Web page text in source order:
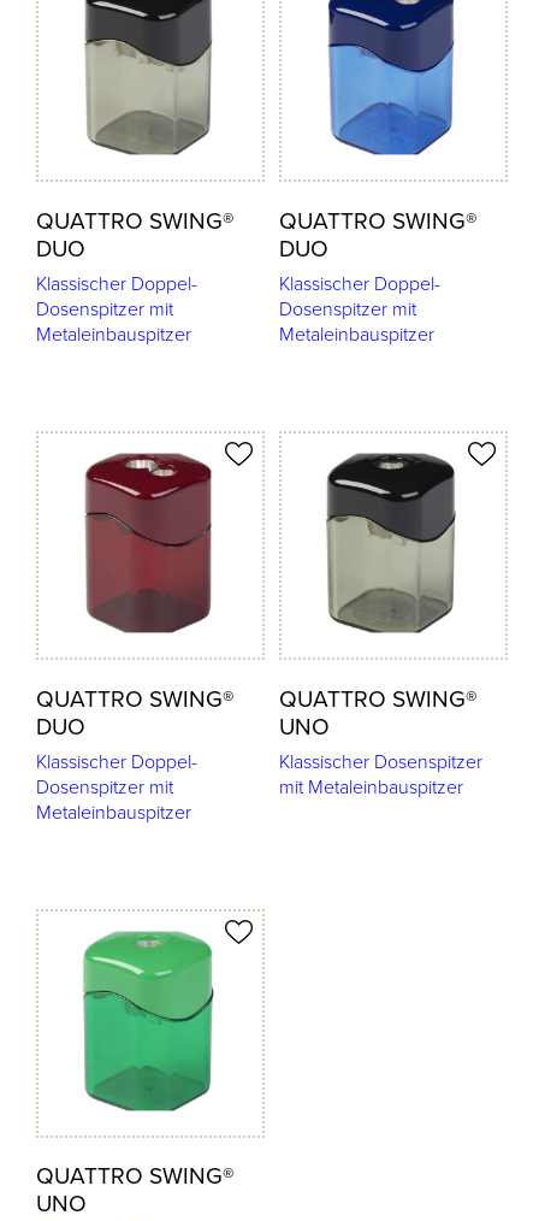
QUATTRO SWING®
DUO
Klassischer Doppel-
Dosenspitzer mit
Metaleinbauspitzer
QUATTRO SWING®
DUO
Klassischer Doppel-
Dosenspitzer mit
Metaleinbauspitzer
QUATTRO SWING®
DUO
Klassischer Doppel-
Dosenspitzer mit
Metaleinbauspitzer
merken
QUATTRO SWING®
UNO
Klassischer Dosenspitzer
mit Metaleinbauspitzer
Produkt merken
QUATTRO SWING®
UNO
merken